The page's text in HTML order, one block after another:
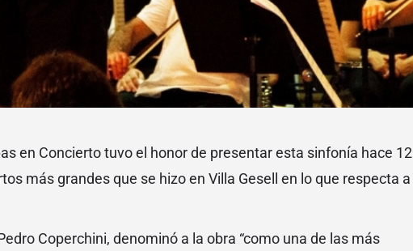
en Concierto tuvo el honor de presentar esta sinfonía hace 12
más grandes que se hizo en Villa Gesell en lo que respecta a
Coperchini, denominó a la obra “como una de las más